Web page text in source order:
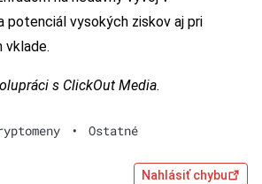
potenciál vysokých ziskov aj pri
vklade.
s ClickOut Media.
• Ostatné
Nahlásiť chybu